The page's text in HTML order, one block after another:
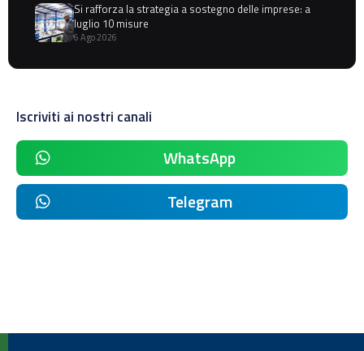
Si rafforza la strategia a sostegno delle imprese: a
luglio 10 misure
6 Ago 2026
Iscriviti ai nostri canali
WhatsApp
Telegram